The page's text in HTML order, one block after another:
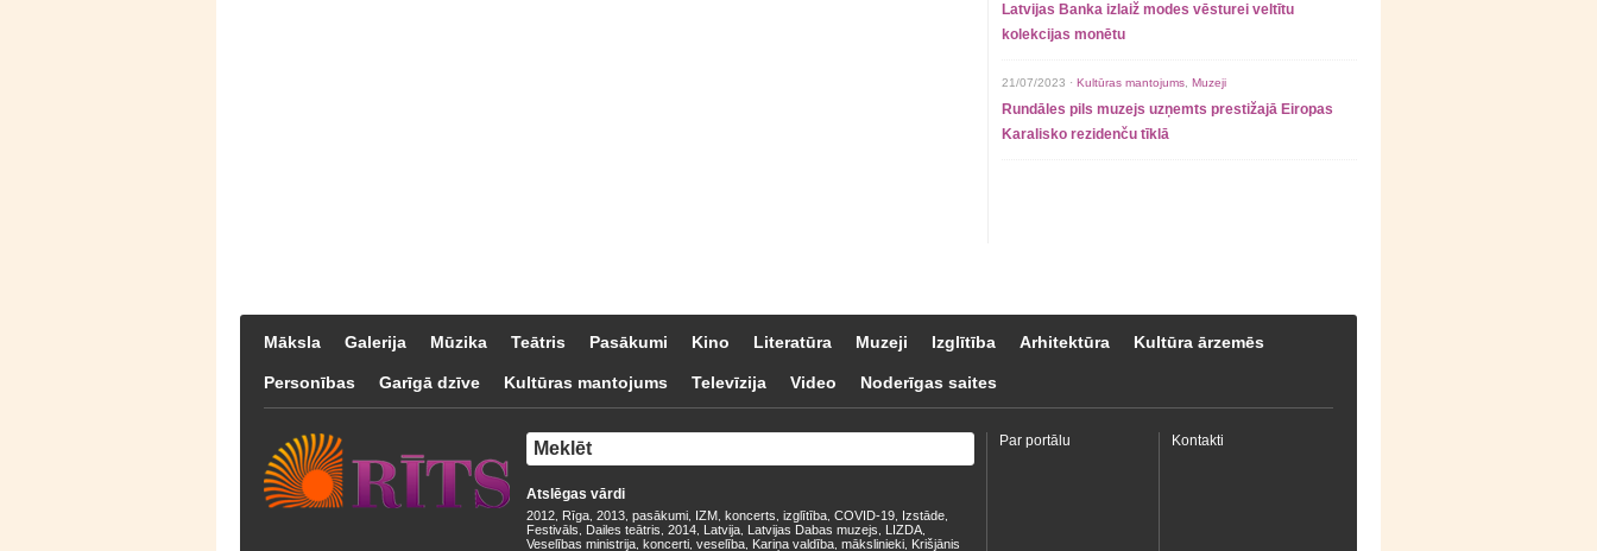
Latvijas Banka izlaiž modes vēsturei veltītu
kolekcijas monētu
21/07/2023 · Kultūras mantojums Muzeji
Rundāles pils muzejs uzņemts prestižajā Eiropas
Karalisko rezidenču tīklā
Māksla Galerija Mūzika Teātris Pasākumi Kino Literatūra Muzeji Izglītība Arhitektūra Kultūra ārzemēs
Personības Garīgā dzīve Kultūras mantojums Televīzija Video Noderīgas saites
Atslēgas vārdi
2012 Rīga 2013 pasākumi IZM koncerts izglītība COVID-19 Izstāde
Festivāls Dailes teātris 2014 Latvija Latvijas Dabas muzejs LIZDA
Veselības ministrija koncerti veselība Kariņa valdība mākslinieki Krišjānis
Par portālu Kontakti